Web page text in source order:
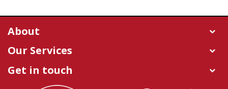
About
Our Services
Get in touch